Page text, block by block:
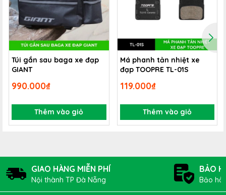
Chân chống kẹp sườn sau xe đạp 2 bách tăng giảm
chiều cao MS03
Túi gắn sau baga xe đạp
GIANT
990.000₫
Thêm vào giỏ
Má phanh tản nhiệt xe
đạp TOOPRE TL-01S
119.000₫
Thêm vào giỏ
GIAO HÀNG MIỄN PHÍ
Nội thành TP Đà Nẵng
BẢO
Bảo